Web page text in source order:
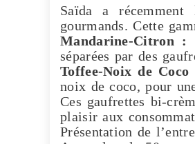
Saïda a
gourmands. Cette
Mandarine-Citron :
séparées par des
Toffee-Noix de Coco
noix de coco, pour
Ces gaufrettes bi-
plaisir aux
Présentation de